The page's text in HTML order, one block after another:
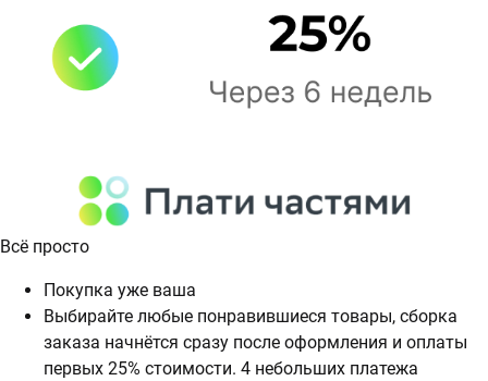
Всё просто
Покупка уже ваша
Выбирайте любые понравившиеся товары, сборка
заказа начнётся сразу после оформления и оплаты
первых 25% стоимости. 4 небольших платежа